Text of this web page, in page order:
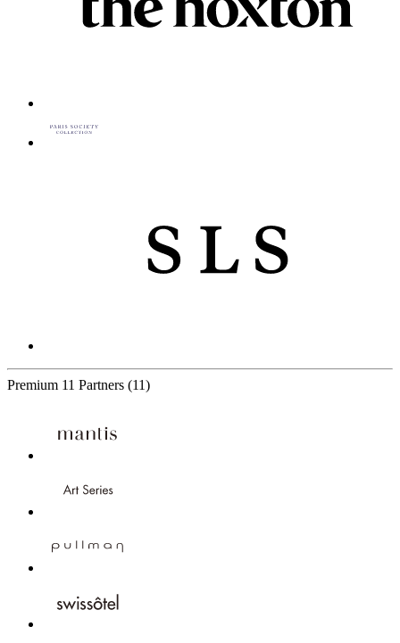
Premium 11 Partners (11)